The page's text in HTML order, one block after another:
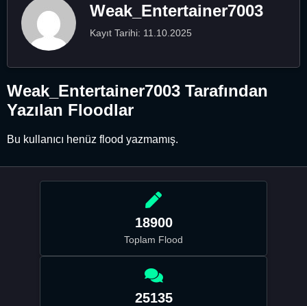
Weak_Entertainer7003
Kayıt Tarihi: 11.10.2025
Weak_Entertainer7003 Tarafından
Yazılan Floodlar
Bu kullanıcı henüz flood yazmamış.
18900
Toplam Flood
25135